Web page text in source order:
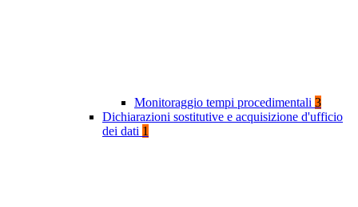
Monitoraggio tempi procedimentali 3
Dichiarazioni sostitutive e acquisizione d'ufficio
dei dati 1